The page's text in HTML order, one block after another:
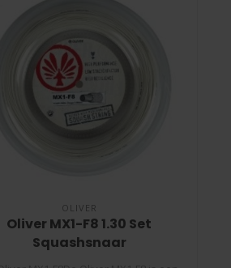
OLIVER
Oliver MX1-F8 1.30 Set
Squashsnaar